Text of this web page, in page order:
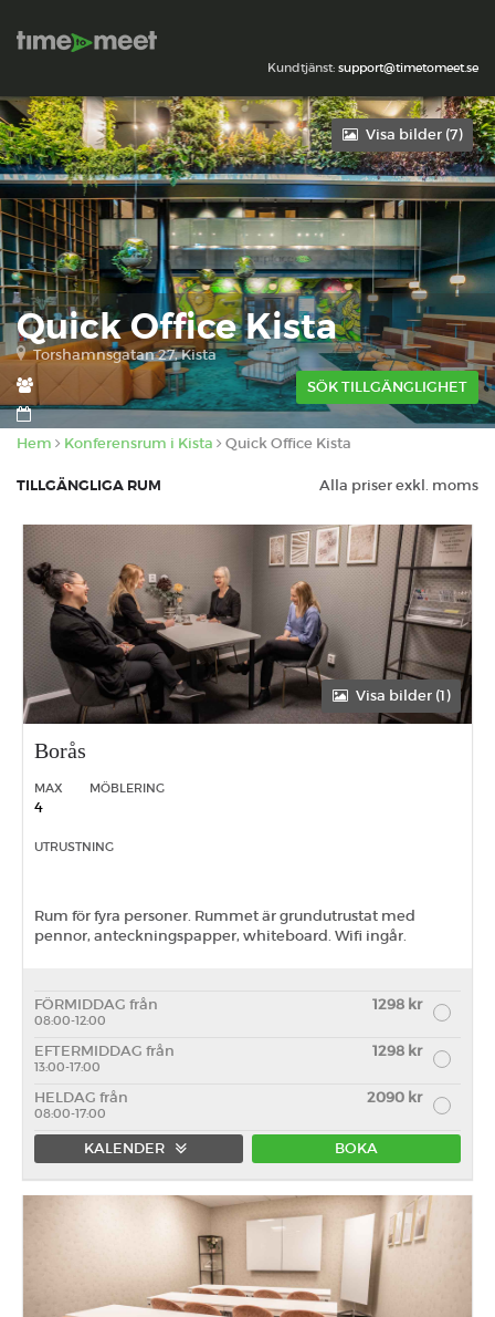
Kundtjänst: support@timetomeet.se
Visa bilder (7)
Quick Office Kista
Torshamnsgatan 27, Kista
SÖK TILLGÄNGLIGHET
Hem Konferensrum i Kista Quick Office Kista
Alla priser exkl. moms
TILLGÄNGLIGA RUM
Visa bilder (1)
Borås
MAX
4
MÖBLERING
UTRUSTNING
Rum för fyra personer. Rummet är grundutrustat med
pennor, anteckningspapper, whiteboard. Wifi ingår.
FÖRMIDDAG från 1298 kr
08:00-12:00
EFTERMIDDAG från 1298 kr
13:00-17:00
HELDAG från 2090 kr
08:00-17:00
KALENDER BOKA
Förmiddag Eftermiddag Heldag